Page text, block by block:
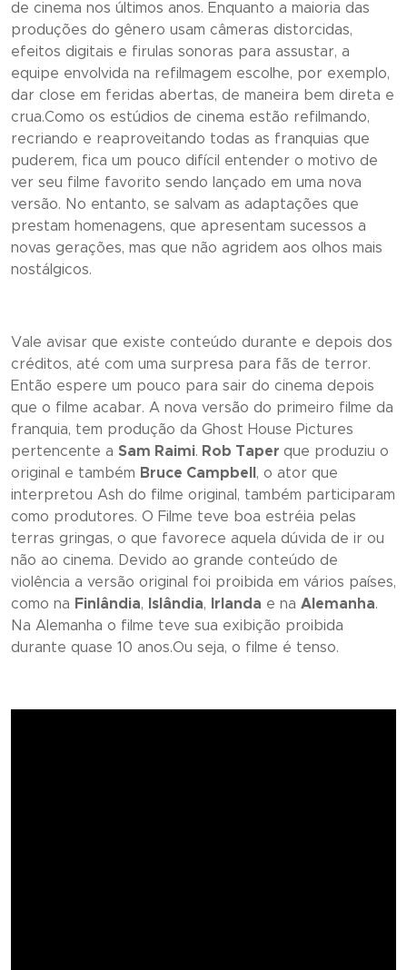
de cinema nos últimos anos. Enquanto a maioria das
produções do gênero usam câmeras distorcidas,
efeitos digitais e firulas sonoras para assustar, a
equipe envolvida na refilmagem escolhe, por exemplo,
dar close em feridas abertas, de maneira bem direta e
crua.Como os estúdios de cinema estão refilmando,
recriando e reaproveitando todas as franquias que
puderem, fica um pouco difícil entender o motivo de
ver seu filme favorito sendo lançado em uma nova
versão. No entanto, se salvam as adaptações que
prestam homenagens, que apresentam sucessos a
novas gerações, mas que não agridem aos olhos mais
nostálgicos.
Vale avisar que existe conteúdo durante e depois dos
créditos, até com uma surpresa para fãs de terror.
Então espere um pouco para sair do cinema depois
que o filme acabar. A nova versão do primeiro filme da
franquia, tem produção da Ghost House Pictures
pertencente a Sam Raimi. Rob Taper que produziu o
original e também Bruce Campbell , o ator que
interpretou Ash do filme original, também participaram
como produtores. O Filme teve boa estréia pelas
terras gringas, o que favorece aquela dúvida de ir ou
não ao cinema. Devido ao grande conteúdo de
violência a versão original foi proibida em vários países,
como na Finlândia, Islândia, Irlanda e na Alemanha.
Na Alemanha o filme teve sua exibição proibida
durante quase 10 anos.Ou seja, o filme é tenso.